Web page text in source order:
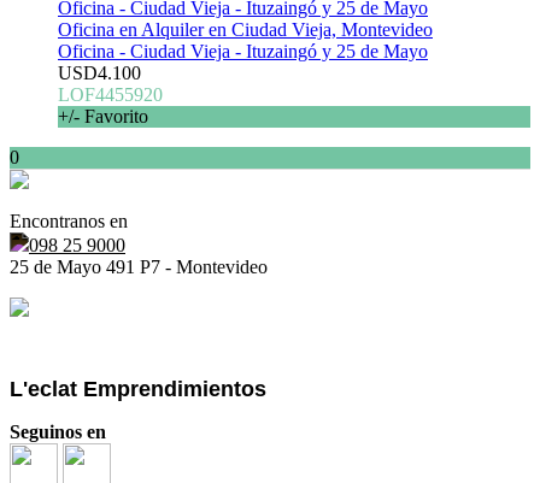
Oficina en Alquiler en Ciudad Vieja, Montevideo
Oficina - Ciudad Vieja - Ituzaingó y 25 de Mayo
USD4.100
LOF4455920
+/- Favorito
0
Encontranos en
098 25 9000
25 de Mayo 491 P7 - Montevideo
L'eclat Emprendimientos
Seguinos en